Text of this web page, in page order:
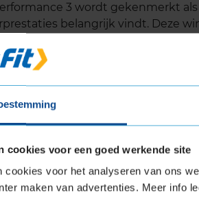
cookies voor een goed werkende site
cookies voor het analyseren van ons
maken van advertenties. Meer info
3 wordt gekenmerkt
belangrijk vindt. Deze
tractie onder diverse koude
maakt voor een breed scala
sneeuw, mede dankzij de
op nat wegdek
op sneeuw
zorgt ervoor dat het